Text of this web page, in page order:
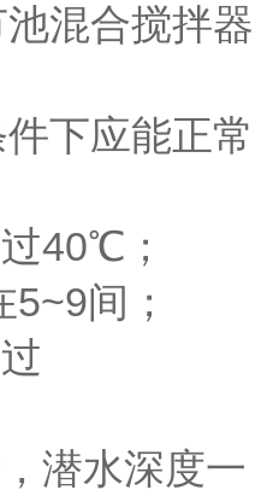
混合搅拌器
下应能正常
40℃；
间；
潜水深度一